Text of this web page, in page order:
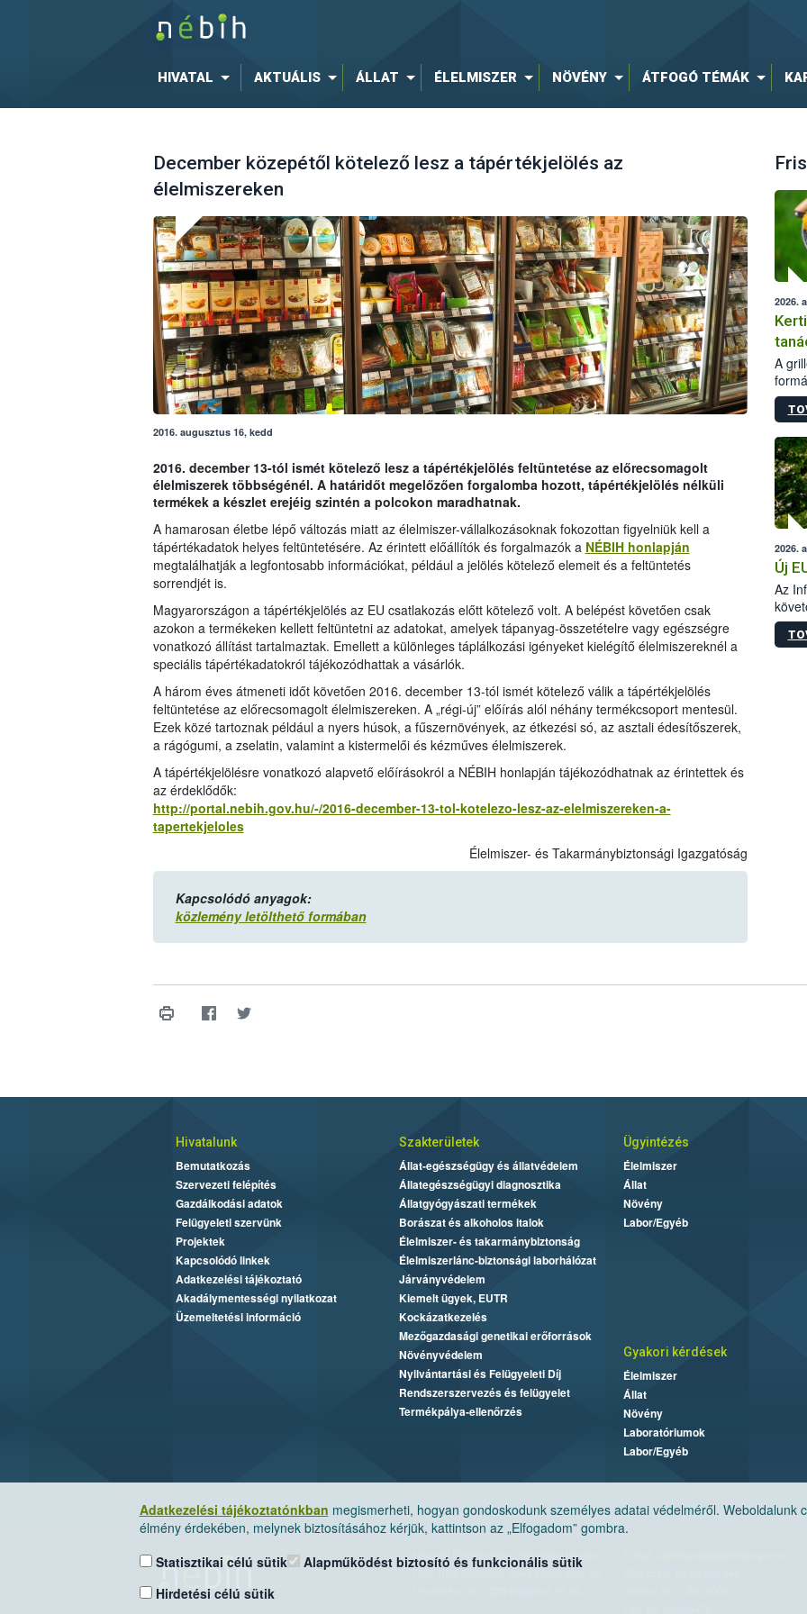
HIVATAL AKTUÁLIS ÁLLAT ÉLELMISZER NÖVÉNY ÁTFOGÓ TÉMÁK
December közepétől kötelező lesz a tápértékjelölés az
élelmiszereken
2016. augusztus 16, kedd
2016. december 13-tól ismét kötelező lesz a tápértékjelölés feltüntetése az előrecsomagolt
élelmiszerek többségénél. A határidőt megelőzően forgalomba hozott, tápértékjelölés nélküli
termékek a készlet erejéig szintén a polcokon maradhatnak.
A hamarosan életbe lépő változás miatt az élelmiszer-vállalkozásoknak fokozottan figyelniük kell a
tápértékadatok helyes feltüntetésére. Az érintett előállítók és forgalmazók a NÉBIH honlapján
megtalálhatják a legfontosabb információkat, például a jelölés kötelező elemeit és a feltüntetés
sorrendjét is.
Magyarországon a tápértékjelölés az EU csatlakozás előtt kötelező volt. A belépést követően csak
azokon a termékeken kellett feltüntetni az adatokat, amelyek tápanyag-összetételre vagy egészségre
vonatkozó állítást tartalmaztak. Emellett a különleges táplálkozási igényeket kielégítő élelmiszereknél a
speciális tápértékadatokról tájékozódhattak a vásárlók.
A három éves átmeneti időt követően 2016. december 13-tól ismét kötelező válik a tápértékjelölés
feltüntetése az előrecsomagolt élelmiszereken. A „régi-új” előírás alól néhány termékcsoport mentesül.
Ezek közé tartoznak például a nyers húsok, a fűszernövények, az étkezési só, az asztali édesítőszerek,
a rágógumi, a zselatin, valamint a kistermelői és kézműves élelmiszerek.
A tápértékjelölésre vonatkozó alapvető előírásokról a NÉBIH honlapján tájékozódhatnak az érintettek és
az érdeklődők:
http://portal.nebih.gov.hu/-/2016-december-13-tol-kotelezo-lesz-az-elelmiszereken-a-
tapertekjeloles
Élelmiszer- és Takarmánybiztonsági Igazgatóság
Kapcsolódó anyagok:
közlemény letölthető formában
2026.
A
a
2026.
Új
Az
Adatkezelési tájékoztatónkban megismerheti, hogyan gondoskodunk személyes adatai védelméről. Weboldalunk
élmény érdekében, melynek biztosításához kérjük, kattintson az „Elfogadom” gombra.
Statisztikai célú sütik
Hirdetési célú sütik
Alapműködést biztosító és funkcionális sütik
Hivatalunk
Bemutatkozás
Szervezeti felépítés
Gazdálkodási adatok
Felügyeleti szervünk
Projektek
Kapcsolódó linkek
Adatkezelési tájékoztató
Akadálymentességi nyilatkozat
Üzemeltetési információ
Szakterületek
Állat-egészségügy és állatvédelem
Állategészségügyi diagnosztika
Állatgyógyászati termékek
Borászat és alkoholos italok
Élelmiszer- és takarmánybiztonság
Élelmiszerlánc-biztonsági laborhálózat
Járványvédelem
Kiemelt ügyek, EUTR
Kockázatkezelés
Mezőgazdasági genetikai erőforrások
Növényvédelem
Nyilvántartási és Felügyeleti Díj
Rendszerszervezés és felügyelet
Termékpálya-ellenőrzés
Ügyintézés
Élelmiszer
Állat
Növény
Labor/Egyéb
Gyakori kérdések
Élelmiszer
Állat
Növény
Laboratóriumok
Labor/Egyéb
Nemzeti Élelmiszerlánc-biztonsági Hivatal